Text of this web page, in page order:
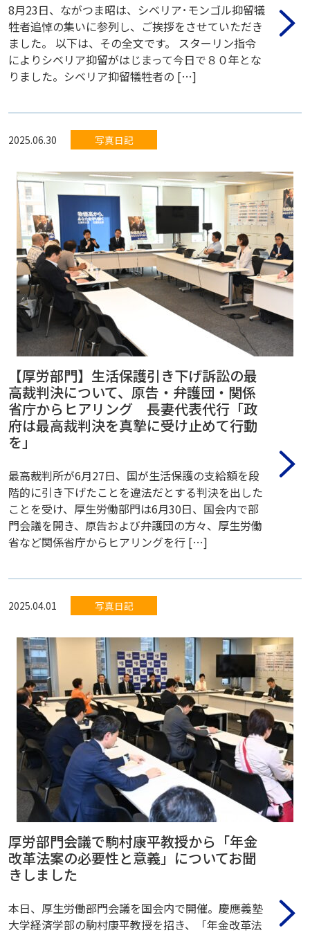
8月23日、ながつま昭は、シベリア･モンゴル抑留犠
牲者追悼の集いに参列し、ご挨拶をさせていただき
ました。 以下は、その全文です。 スターリン指令
によりシベリア抑留がはじまって今日で８０年とな
りました。シベリア抑留犠牲者の […]
2025.06.30 写真日記
【厚労部門】生活保護引き下げ訴訟の最
高裁判決について、原告・弁護団・関係
省庁からヒアリング 長妻代表代行「政
府は最高裁判決を真摯に受け止めて行動
を」
最高裁判所が6月27日、国が生活保護の支給額を段
階的に引き下げたことを違法だとする判決を出した
ことを受け、厚生労働部門は6月30日、国会内で部
門会議を開き、原告および弁護団の方々、厚生労働
省など関係省庁からヒアリングを行 […]
2025.04.01 写真日記
厚労部門会議で駒村康平教授から「年金
改革法案の必要性と意義」についてお聞
きしました
本日、厚生労働部門会議を国会内で開催。慶應義塾
大学経済学部の駒村康平教授を招き、「年金改革法